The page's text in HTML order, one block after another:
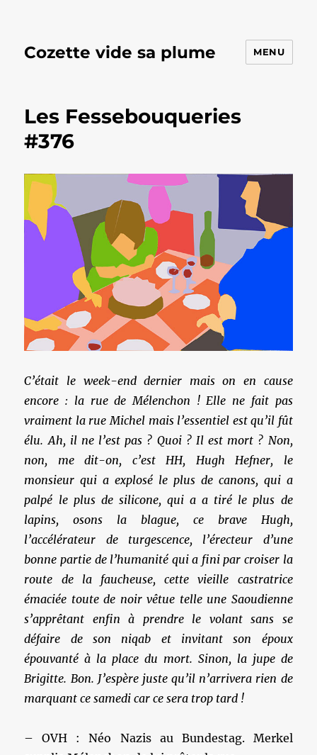
Cozette vide sa plume MENU
Les Fessebouqueries
#376
C’était le week-end dernier mais on en cause
encore : la rue de Mélenchon ! Elle ne fait pas
vraiment la rue Michel mais l’essentiel est qu’il fût
élu. Ah, il ne l’est pas ? Quoi ? Il est mort ? Non,
non, me dit-on, c’est HH, Hugh Hefner, le
monsieur qui a explosé le plus de canons, qui a
palpé le plus de silicone, qui a a tiré le plus de
lapins, osons la blague, ce brave Hugh,
l’accélérateur de turgescence, l’érecteur d’une
bonne partie de l’humanité qui a fini par croiser la
route de la faucheuse, cette vieille castratrice
émaciée toute de noir vêtue telle une Saoudienne
s’apprêtant enfinà prendre le volant sans se
défaire de son niqab et invitant son époux
épouvanté à la place du mort. Sinon, la jupe de
Brigitte. Bon. J’espère juste qu’il n’arrivera rien de
marquant ce samedi car ce sera trop tard !
– OVH : Néo Nazis au Bundestag. Merkel